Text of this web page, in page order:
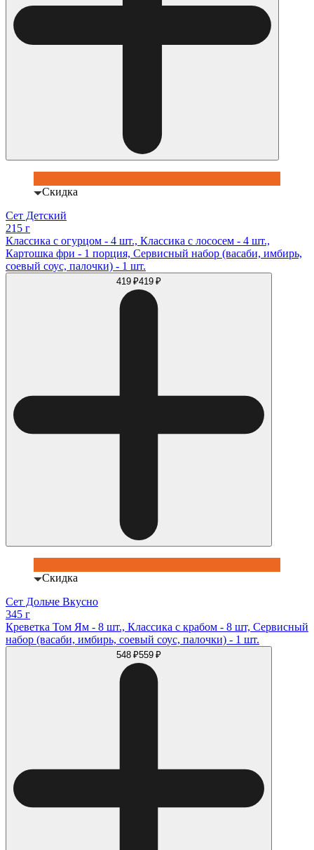
Скидка
Сет Детский
215 г
Классика с огурцом - 4 шт., Классика с лососем - 4 шт.,
Картошка фри - 1 порция, Сервисный набор (васаби, имбирь,
соевый соус, палочки) - 1 шт.
419 ₽419 ₽
Скидка
Сет Дольче Вкусно
345 г
Креветка Том Ям - 8 шт., Классика с крабом - 8 шт, Сервисный
набор (васаби, имбирь, соевый соус, палочки) - 1 шт.
548 ₽559 ₽